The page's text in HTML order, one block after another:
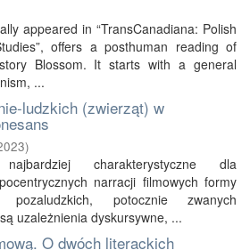
appeared in “TransCanadiana: Polish
offers a posthuman reading of
Blossom. It starts with a general
...
(zwierząt) w
)
charakterystyczne dla
narracji filmowych formy
pozaludzkich, potocznie zwanych
uzależnienia dyskursywne, ...
O dwóch literackich